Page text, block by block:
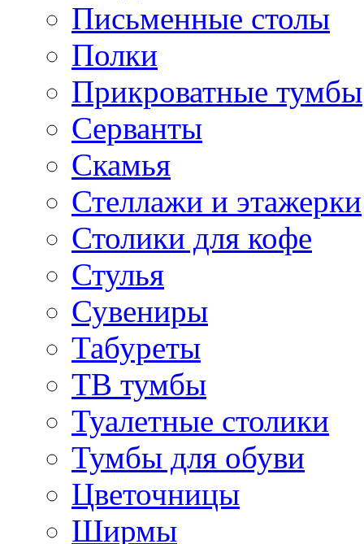
Письменные столы
Полки
Прикроватные тумбы
Серванты
Скамья
Стеллажи и этажерки
Столики для кофе
Стулья
Сувениры
Табуреты
ТВ тумбы
Туалетные столики
Тумбы для обуви
Цветочницы
Ширмы